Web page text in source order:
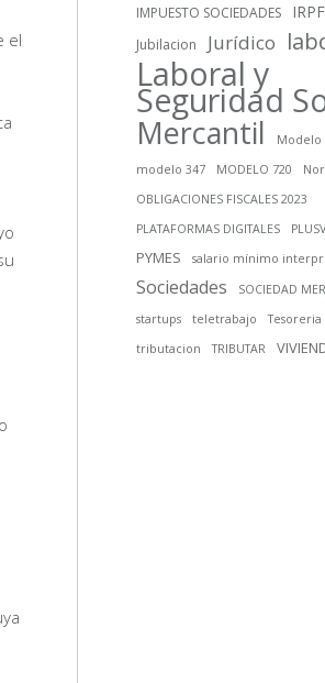
el
IMPUESTO SOCIEDADES
IRPF
Jubilacion Jurídico
Laboral y
Seguridad
Mercantil
Modelo
modelo 347
MODELO 720
OBLIGACIONES FISCALES 2023
PLATAFORMAS DIGITALES
PYMES salario mínimo
Sociedades
SOCIEDAD
startups
teletrabajo
Tesoreria
tributacion
TRIBUTAR